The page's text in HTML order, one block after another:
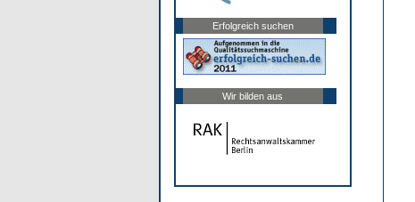
Erfolgreich suchen
Wir bilden aus